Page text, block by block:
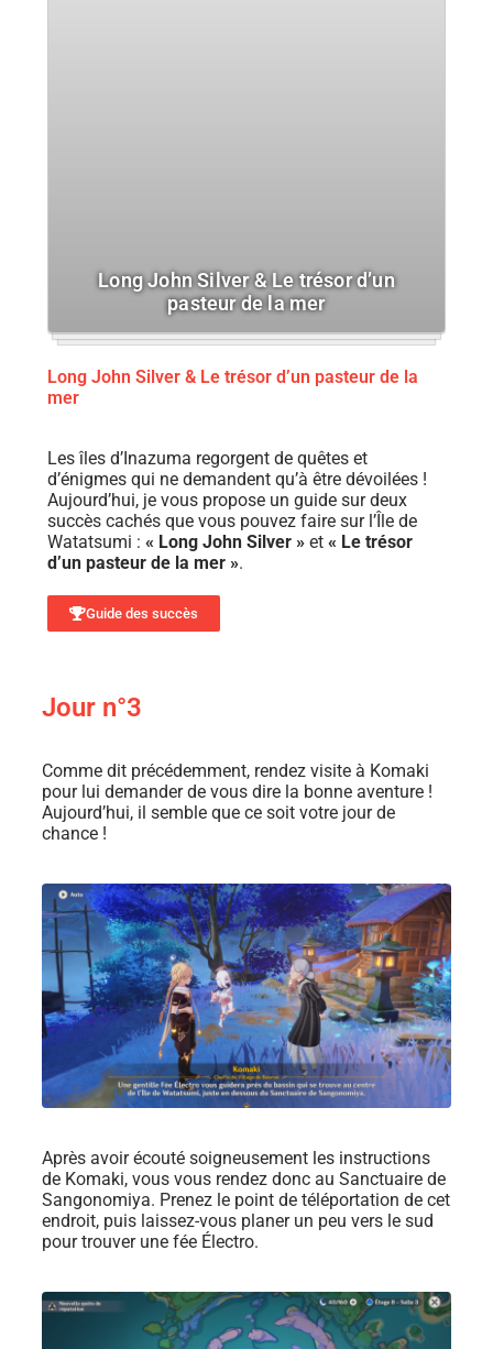
Long John Silver & Le trésor d’un
pasteur de la mer
Long John Silver & Le trésor d’un pasteur de la
mer
Les îles d’Inazuma regorgent de quêtes et
d’énigmes qui ne demandent qu’à être dévoilées !
Aujourd’hui, je vous propose un guide sur deux
succès cachés que vous pouvez faire sur l’Île de
Watatsumi : « Long John Silver » et « Le trésor
d’un pasteur de la mer ».
Guide des succès
Jour n°3
Comme dit précédemment, rendez visite à Komaki
pour lui demander de vous dire la bonne aventure !
Aujourd’hui, il semble que ce soit votre jour de
chance !
Après avoir écouté soigneusement les instructions
de Komaki, vous vous rendez donc au Sanctuaire de
Sangonomiya. Prenez le point de téléportation de cet
endroit, puis laissez-vous planer un peu vers le sud
pour trouver une fée Électro.